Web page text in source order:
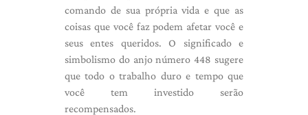
comando de sua própria vida e que as
coisas que você faz podem afetar você e
seus entes queridos. O significado e
simbolismo do anjo número 448 sugere
que todo o trabalho duro e tempo que
você tem investido serão
recompensados.